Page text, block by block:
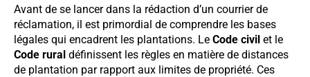
Avant de se lancer dans la rédaction d’un courrier de
réclamation, il est primordial de comprendre les bases
légales qui encadrent les plantations. Le Code civil et le
Code rural définissent les règles en matière de distances
de plantation par rapport aux limites de propriété. Ces